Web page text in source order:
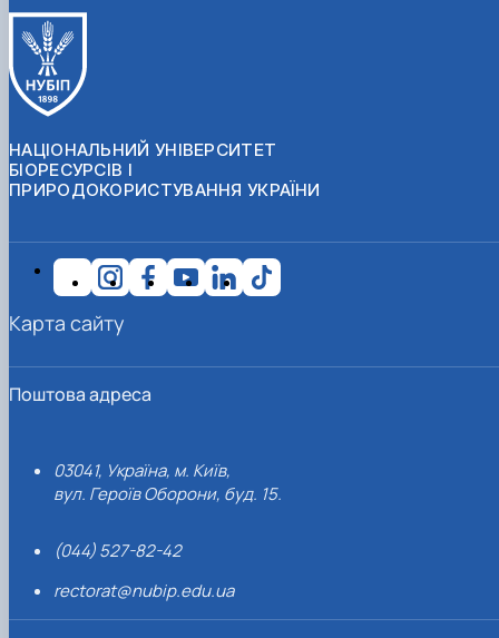
НАЦІОНАЛЬНИЙ УНІВЕРСИТЕТ
БІОРЕСУРСІВ І
ПРИРОДОКОРИСТУВАННЯ УКРАЇНИ
Поштова адреса
03041, Україна, м. Київ,
вул. Героїв Оборони, буд. 15.
(044) 527-82-42
rectorat@nubip.edu.ua
Карта сайту